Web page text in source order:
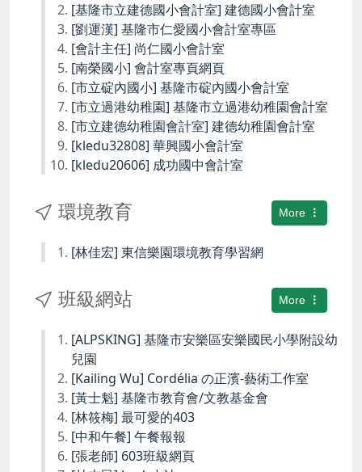
[基隆市立建德國小會計室] 建德國小會計室
[劉運漢] 基隆市仁愛國小會計室專區
[會計主任] 尚仁國小會計室
[南榮國小] 會計室專頁網頁
[市立碇內國小] 基隆市碇內國小會計室
[市立過港幼稚園] 基隆市立過港幼稚園會計室
[市立建德幼稚園會計室] 建德幼稚園會計室
[kledu32808] 華興國小會計室
[kledu20606] 成功國中會計室
More
環境教育
[林佳宏] 東信樂園環境教育學習網
More
班級網站
[ALPSKING] 基隆市安樂區安樂國民小學附設幼
兒園
[Kailing Wu] Cordélia の正濱-藝術工作室
[黃士魁] 基隆市教育會/文教基金會
[林筱梅] 最可愛的403
[中和午餐] 午餐報報
[張老師] 603班級網頁